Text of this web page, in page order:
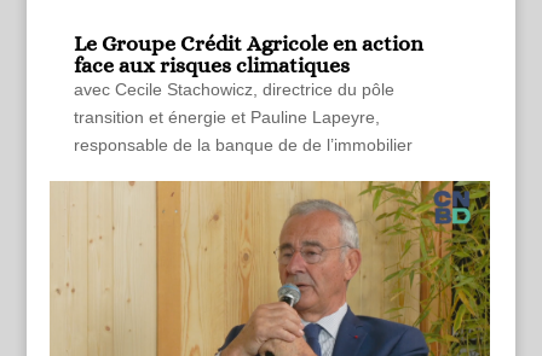
Le Groupe Crédit Agricole en action
face aux risques climatiques
avec Cecile Stachowicz, directrice du pôle
transition et énergie et Pauline Lapeyre,
responsable de la banque de de l’immobilier